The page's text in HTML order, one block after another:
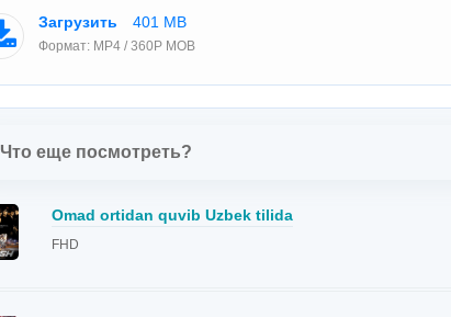
Загрузить 401 MB
Формат: MP4 / 360P MOB
Что еще посмотреть?
Omad ortidan quvib Uzbek tilida
FHD